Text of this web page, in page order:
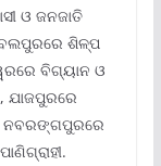
ଓ ଜନଜାତି
ଶିଳ୍ପ
ବିଗ୍ୟାନ ଓ
ଯାଜପୁରରେ
ନବରଙ୍ଗପୁରରେ